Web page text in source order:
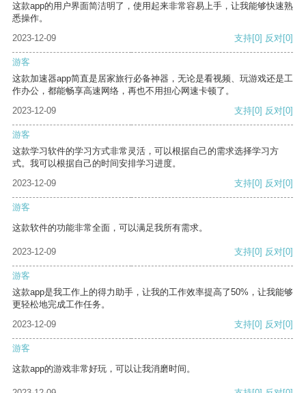
这款app的用户界面简洁明了，使用起来非常容易上手，让我能够快速熟
悉操作。
2023-12-09
支持[0] 反对[0]
游客
这款加速器app简直是居家旅行必备神器，无论是看视频、玩游戏还是工
作办公，都能畅享高速网络，再也不用担心网速卡顿了。
2023-12-09
支持[0] 反对[0]
游客
这款学习软件的学习方式非常灵活，可以根据自己的需求选择学习方
式。我可以根据自己的时间安排学习进度。
2023-12-09
支持[0] 反对[0]
游客
这款软件的功能非常全面，可以满足我所有需求。
2023-12-09 支持[0] 反对[0]
游客
这款app是我工作上的得力助手，让我的工作效率提高了50%，让我能够
更轻松地完成工作任务。
2023-12-09
支持[0] 反对[0]
游客
这款app的游戏非常好玩，可以让我消磨时间。